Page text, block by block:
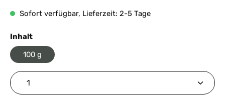
Sofort verfügbar, Lieferzeit: 2-5 Tage
Inhaltauswählen
100 g
Produkt Anzahl: Gib den gewünschten Wert ein